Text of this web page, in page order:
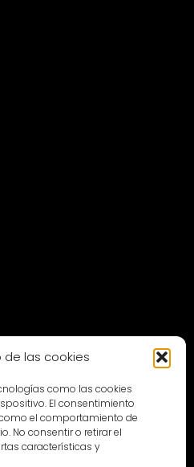
las cookies
como las cookies
El consentimiento
el comportamiento de
No consentir o retirar el
características y